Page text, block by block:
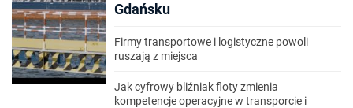
Gdańsku
Firmy transportowe i logistyczne powoli
ruszają z miejsca
Jak cyfrowy bliźniak floty zmienia
kompetencje operacyjne w transporcie i